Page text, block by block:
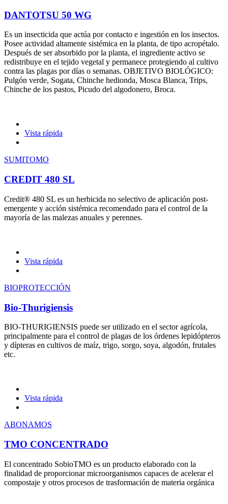
DANTOTSU 50 WG
Es un insecticida que actúa por contacto e ingestión en los insectos.
Posee actividad altamente sistémica en la planta, de tipo acropétalo.
Después de ser absorbido por la planta, el ingrediente activo se
redistribuye en el tejido vegetal y permanece protegiendo al cultivo
contra las plagas por días o semanas. OBJETIVO BIOLÓGICO:
Pulgón verde, Sogata, Chinche hedionda, Mosca Blanca, Trips,
Chinche de los pastos, Picudo del algodonero, Broca.
Vista rápida
SUMITOMO
CREDIT 480 SL
Credit® 480 SL es un herbicida no selectivo de aplicación post-
emergente y acción sistémica recomendado para el control de la
mayoría de las malezas anuales y perennes.
Vista rápida
BIOPROTECCIÓN
Bio-Thurigiensis
BIO-THURIGIENSIS puede ser utilizado en el sector agrícola,
principalmente para el control de plagas de los órdenes lepidópteros
y dípteras en cultivos de maíz, trigo, sorgo, soya, algodón, frutales
etc.
Vista rápida
ABONAMOS
TMO CONCENTRADO
El concentrado SobioTMO es un producto elaborado con la
finalidad de proporcionar microorganismos capaces de acelerar el
compostaje y otros procesos de trasformación de materia orgánica